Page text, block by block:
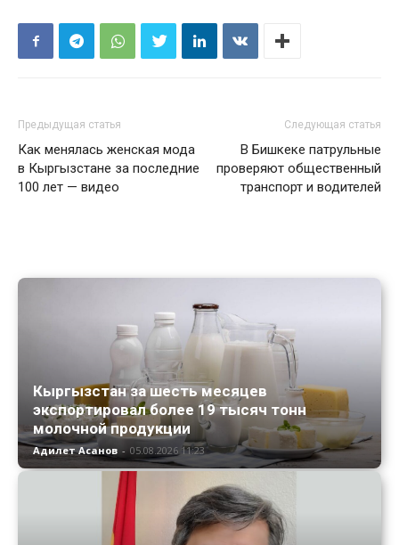
Предыдущая статья
Как менялась женская мода
в Кыргызстане за последние
100 лет — видео
Следующая статья
В Бишкеке патрульные
проверяют общественный
транспорт и водителей
Кыргызстан за шесть месяцев
экспортировал более 19 тысяч тонн
молочной продукции
Адилет Асанов - 05.08.2026 11:23